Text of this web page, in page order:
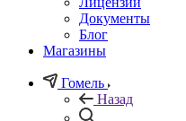
Документы
Блог
Магазины
Гомель
Назад